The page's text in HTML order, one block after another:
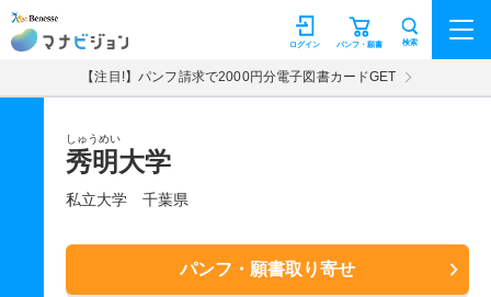
マナビジョン パンフ・願書
ログイン 検索
【注目!】パンフ請求で2000円分電子図書カードGET
しゅうめい
秀明大学
私立大学 千葉県
パンフ・願書取り寄せ